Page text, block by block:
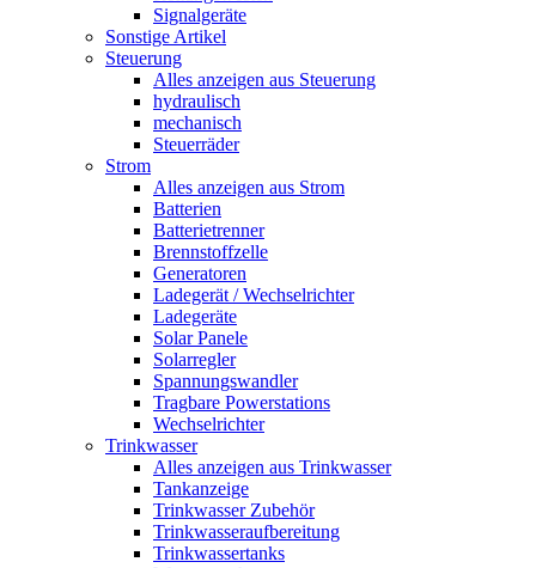
Signalgeräte
Sonstige Artikel
Steuerung
Alles anzeigen aus Steuerung
hydraulisch
mechanisch
Steuerräder
Strom
Alles anzeigen aus Strom
Batterien
Batterietrenner
Brennstoffzelle
Generatoren
Ladegerät / Wechselrichter
Ladegeräte
Solar Panele
Solarregler
Spannungswandler
Tragbare Powerstations
Wechselrichter
Trinkwasser
Alles anzeigen aus Trinkwasser
Tankanzeige
Trinkwasser Zubehör
Trinkwasseraufbereitung
Trinkwassertanks